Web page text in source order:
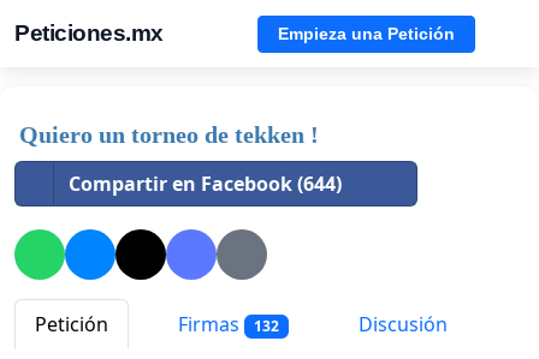
Peticiones.mx Empieza una Petición
Quiero un torneo de tekken !
Compartir en Facebook (644)
Petición Firmas 132
Discusión